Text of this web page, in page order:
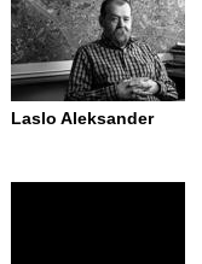
Laslo Aleksander